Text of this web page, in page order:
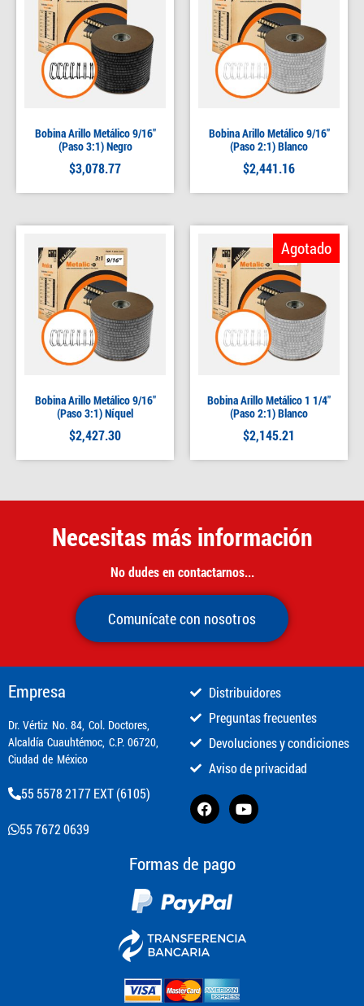
Bobina Arillo Metálico 9/16″
(Paso 3:1) Negro
$3,078.77
Bobina Arillo Metálico 9/16″
(Paso 2:1) Blanco
$2,441.16
Bobina Arillo Metálico 9/16″
(Paso 3:1) Níquel
$2,427.30
Bobina Arillo Metálico 1 1/4″
(Paso 2:1) Blanco
$2,145.21
Agotado
Necesitas más información
No dudes en contactarnos...
Comunícate con nosotros
Empresa
​Dr. Vértiz No. 84, Col. Doctores,
Alcaldía Cuauhtémoc, C.P. 06720,
Ciudad de México
55 5578 2177 EXT (6105)
55 7672 0639
Distribuidores
Preguntas frecuentes
Devoluciones y condiciones
Aviso de privacidad
Formas de pago